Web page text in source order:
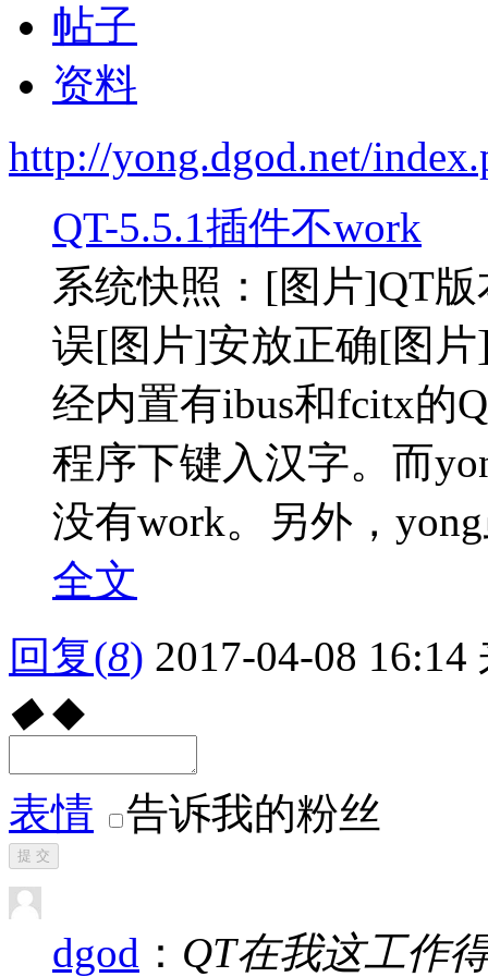
帖子
资料
http://yong.dgod.net/
QT-5.5.1插件不work
系统快照：[图片]QT
误[图片]安放正确[图
经内置有ibus和fcitx的
程序下键入汉字。而
没有work。另外，
全文
回复(8) 2017-04-08 16:14
◆ ◆
表情 告诉我的粉丝
提 交
dgod ： QT在我这工作